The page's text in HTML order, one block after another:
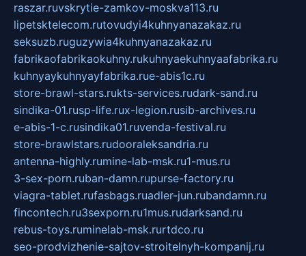
raszar.ruvskrytie-zamkov-moskva113.ru
lipetsktelecom.rutovudyi4kuhnyanazakaz.ru
seksuzb.ruguzywia4kuhnyanazakaz.ru
fabrikaofabrikaokuhny.rukuhnyaekuhnyaafabrika.ru
kuhnyaykuhnyayfabrika.rue-abis1c.ru
store-brawl-stars.rukts-services.rudark-sand.ru
sindika-01.rusp-life.rux-legion.rusib-archives.ru
e-abis-1-c.rusindika01.ruvenda-festival.ru
store-brawlstars.rudooraleksandria.ru
antenna-highly.rumine-lab-msk.ru1-mus.ru
3-sex-porn.ruban-damn.rupurse-factory.ru
viagra-tablet.rufasbags.ruadler-jun.rubandamn.ru
fincontech.ru3sexporn.ru1mus.rudarksand.ru
rebus-toys.ruminelab-msk.rurtdco.ru
seo-prodvizhenie-sajtov-stroitelnyh-kompanij.ru